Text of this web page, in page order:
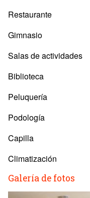
Restaurante
Gimnasio
Salas de actividades
Biblioteca
Peluquería
Podología
Capilla
Climatización
Galería de fotos